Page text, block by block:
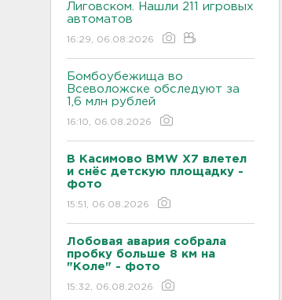
Лиговском. Нашли 211 игровых
автоматов
16:29, 06.08.2026
Бомбоубежища во
Всеволожске обследуют за
1,6 млн рублей
16:10, 06.08.2026
В Касимово BMW X7 влетел
и снёс детскую площадку -
фото
15:51, 06.08.2026
Лобовая авария собрала
пробку больше 8 км на
"Коле" - фото
15:32, 06.08.2026